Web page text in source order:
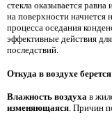
стекла оказывается
на поверхности начнется
процесса оседания
эффективные действия
последствий.
Откуда в воздухе
Влажность воздуха в
изменяющаяся. Причин